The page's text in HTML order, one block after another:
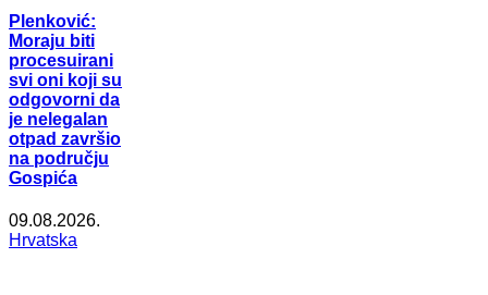
Plenković:
Moraju biti
procesuirani
svi oni koji su
odgovorni da
je nelegalan
otpad završio
na području
Gospića
09.08.2026.
Hrvatska